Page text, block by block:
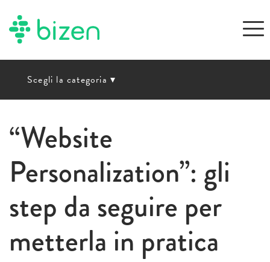
Scegli la categoria ▾
“Website
Personalization”: gli
step da seguire per
metterla in pratica